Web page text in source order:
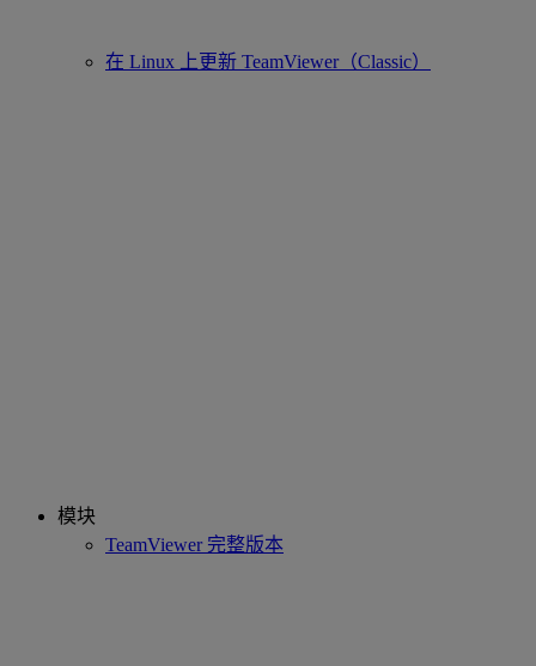
在 Linux 上更新 TeamViewer（Classic）
模块
TeamViewer 完整版本